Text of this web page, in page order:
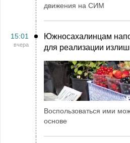
движения на СИМ
15:01
вчера
Южносахалинцам
для реализации
Воспользоваться ими
основе